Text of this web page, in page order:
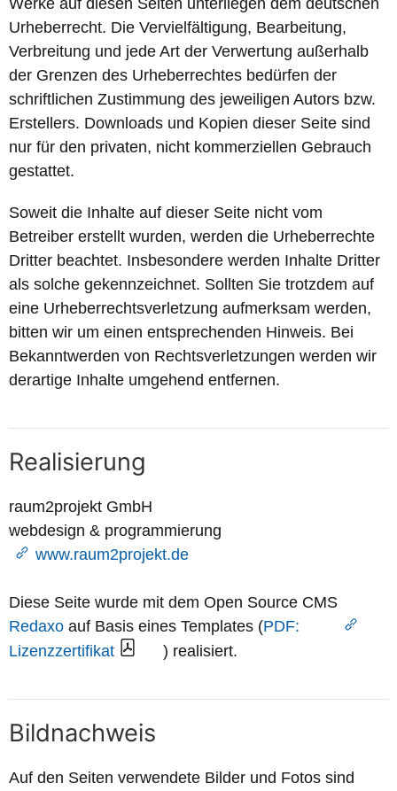
Urheberrecht. Die Vervielfältigung, Bearbeitung,
Verbreitung und jede Art der Verwertung außerhalb
der Grenzen des Urheberrechtes bedürfen der
schriftlichen Zustimmung des jeweiligen Autors bzw.
Erstellers. Downloads und Kopien dieser Seite sind
nur für den privaten, nicht kommerziellen Gebrauch
gestattet.
Soweit die Inhalte auf dieser Seite nicht vom
Betreiber erstellt wurden, werden die Urheberrechte
Dritter beachtet. Insbesondere werden Inhalte Dritter
als solche gekennzeichnet. Sollten Sie trotzdem auf
eine Urheberrechtsverletzung aufmerksam werden,
bitten wir um einen entsprechenden Hinweis. Bei
Bekanntwerden von Rechtsverletzungen werden wir
derartige Inhalte umgehend entfernen.
Realisierung
raum2projekt GmbH
webdesign & programmierung
www.raum2projekt.de
Diese Seite wurde mit dem Open Source CMS
Redaxo auf Basis eines Templates (
Lizenzzertifikat
) realisiert.
Bildnachweis
Auf den Seiten verwendete Bilder und Fotos sind